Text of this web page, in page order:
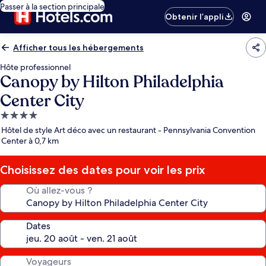
Passer à la section principale
Obtenir l’appli
Afficher tous les hébergements
Hôte professionnel
Canopy by Hilton Philadelphia
Center City
Hébergement
4.0 étoiles
Hôtel de style Art déco avec un restaurant - Pennsylvania Convention
Center à 0,7 km
Choisissez des dates pour voir les prix
Où allez-vous ?
Dates
Voyageurs